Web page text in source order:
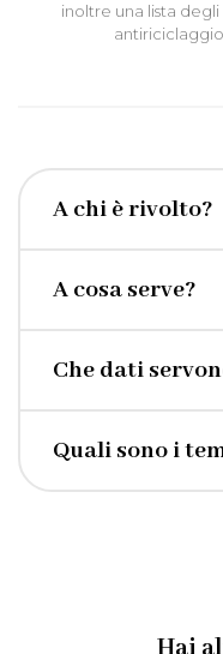
inoltre una lista
A chi è rivolto?
A cosa serve?
Che dati
Quali sono i